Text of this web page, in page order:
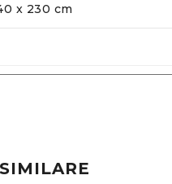
x 230 cm